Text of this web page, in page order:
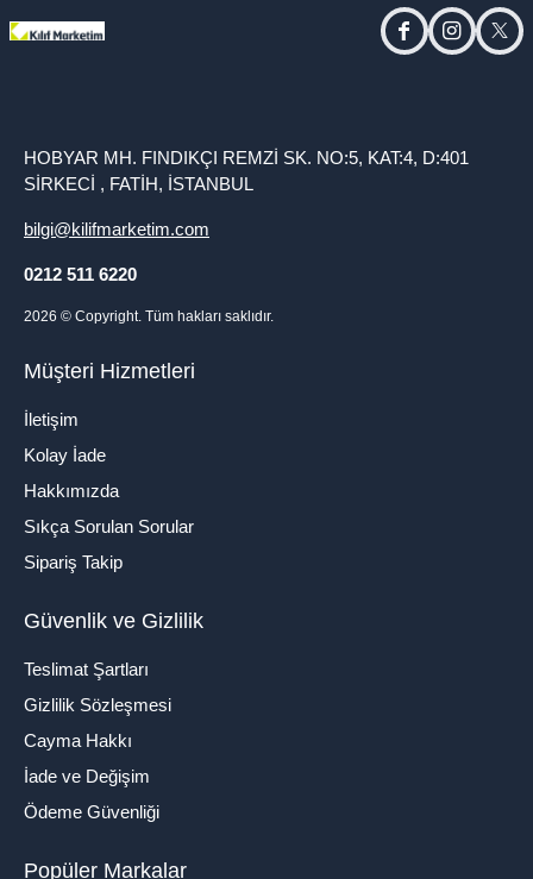
facebookinstagram
HOBYAR MH. FINDIKÇI REMZİ SK. NO:5, KAT:4, D:401
SİRKECİ , FATİH, İSTANBUL
bilgi@kilifmarketim.com
0212 511 6220
2026 © Copyright. Tüm hakları saklıdır.
Müşteri Hizmetleri
İletişim
Kolay İade
Hakkımızda
Sıkça Sorulan Sorular
Sipariş Takip
Güvenlik ve Gizlilik
Teslimat Şartları
Gizlilik Sözleşmesi
Cayma Hakkı
İade ve Değişim
Ödeme Güvenliği
Popüler Markalar